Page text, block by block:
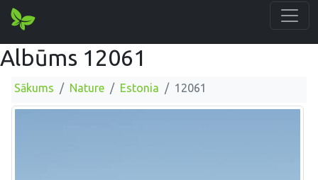
Albūms 12061
Sākums Nature Estonia 12061